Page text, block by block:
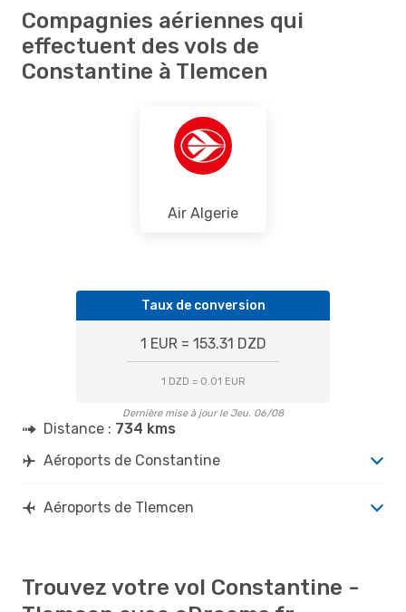
Compagnies aériennes qui
effectuent des vols de
Constantine à Tlemcen
Air Algerie
Taux de conversion
1 EUR = 153.31 DZD
1 DZD = 0.01 EUR
Dernière mise à jour le Jeu. 06/08
Distance : 734 kms
Aéroports de Constantine
Aéroports de Tlemcen
Trouvez votre vol Constantine -